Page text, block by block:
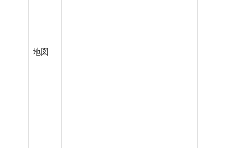
地図